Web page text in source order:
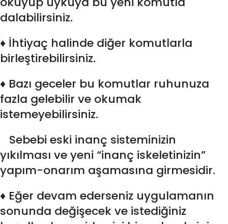
dalabilirsiniz.
♦ İhtiyaç halinde diğer komutlarla
birleştirebilirsiniz.
♦ Bazı geceler bu komutlar ruhunuza
fazla gelebilir ve okumak
istemeyebilirsiniz.
Sebebi eski inanç sisteminizin
yıkılması ve yeni “inanç iskeletinizin”
yapım-onarım aşamasına girmesidir.
♦ Eğer devam ederseniz uygulamanın
sonunda değişecek ve istediğiniz